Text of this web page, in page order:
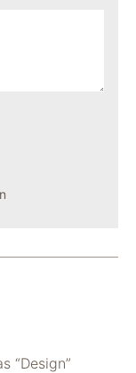
“Design”